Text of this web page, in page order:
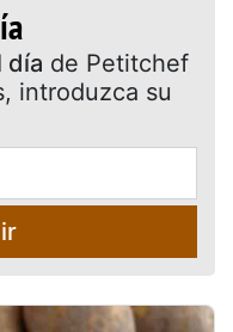
día de Petitchef
introduzca su